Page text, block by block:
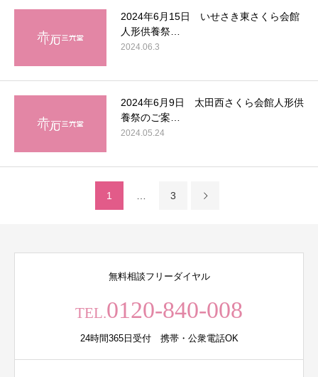
2024年6月15日 いせさき東さくら会館
人形供養祭…
2024.06.3
2024年6月9日 太田西さくら会館人形供
養祭のご案…
2024.05.24
1 3
無料相談フリーダイヤル
TEL.0120-840-008
24時間365日受付 携帯・公衆電話OK